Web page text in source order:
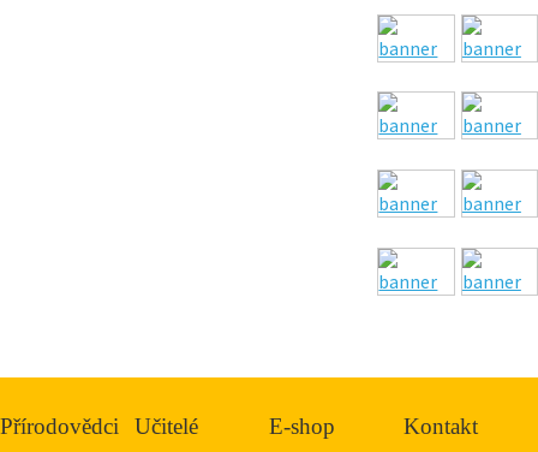
Přírodovědci Učitelé E-shop Kontakt